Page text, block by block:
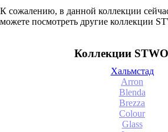
К сожалению, в данной коллекции
можете посмотреть другие коллекции
Коллекции
Хальмстад
Arron
Blenda
Brezza
Colour
Glass